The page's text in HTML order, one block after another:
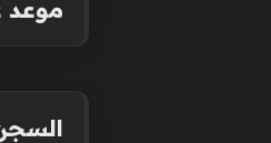
موعد عرض الحلقة